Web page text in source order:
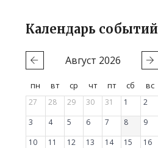
Календарь событий
Август 2026
пн вт ср чт пт сб
вс
27
28 29 30 31 1
2
3
4 5 6 7 8
9
10
11 12 13 14 15
16